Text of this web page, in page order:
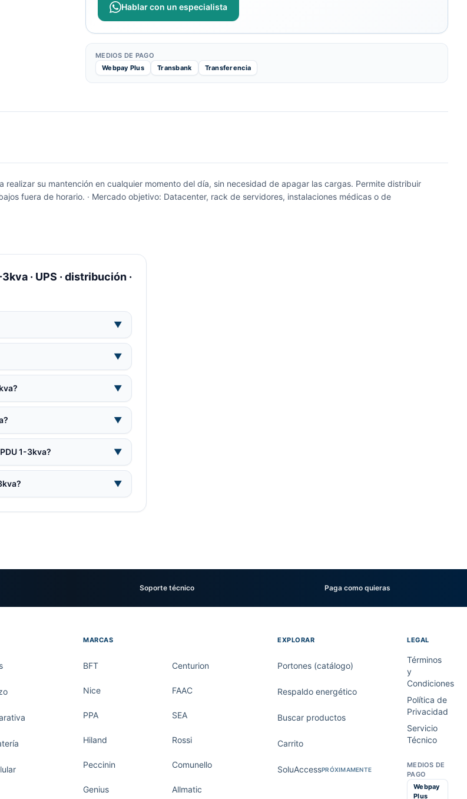
Hablar con un especialista
MEDIOS DE PAGO
Webpay Plus
Transbank Transferencia
realizar su mantención en cualquier momento del día, sin necesidad de apagar las cargas. Permite distribuir
fuera de horario. · Mercado objetivo: Datacenter, rack de servidores, instalaciones médicas o de
· UPS · distribución ·
▼
▼
▼
▼
1-3kva? ▼
▼
Soporte técnico Paga como quieras
MARCAS
BFT Centurion
Nice FAAC
PPA SEA
Hiland Rossi
Peccinin Comunello
Genius Allmatic
EXPLORAR
Portones (catálogo)
Respaldo energético
Buscar productos
Carrito
SoluAccessPRÓXIMAMENTE
LEGAL
Términos
y
Condiciones
Política de
Privacidad
Servicio
Técnico
MEDIOS DE
PAGO
Webpay
Plus